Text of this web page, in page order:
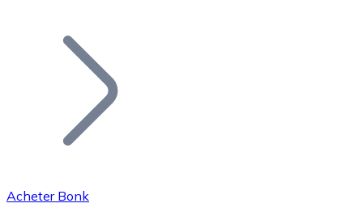
Ajoutez le token de votre projet à notre service
Acheter Bonk